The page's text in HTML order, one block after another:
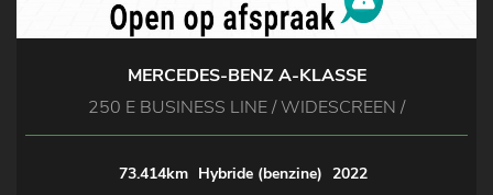
MERCEDES-BENZ A-KLASSE
250 E BUSINESS LINE / WIDESCREEN /
73.414km Hybride (benzine) 2022